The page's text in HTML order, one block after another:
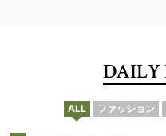
DAILY
ALL ファッション